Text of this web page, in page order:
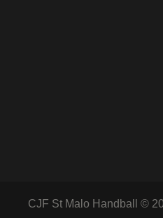
CJF St Malo Handball ©